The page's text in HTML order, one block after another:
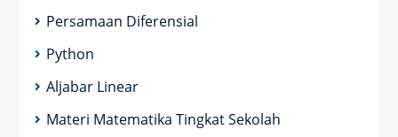
Persamaan Diferensial
Python
Aljabar Linear
Materi Matematika Tingkat Sekolah